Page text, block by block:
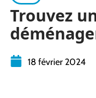
Trouvez
18 février 2024